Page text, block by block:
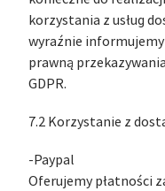
korzystania z usług
wyraźnie
prawną
GDPR.
7.2 Korzystanie z
-Paypal
Oferujemy płatności